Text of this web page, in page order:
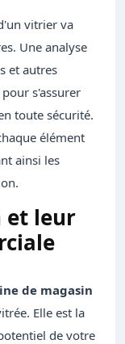
vitrier va
Une analyse
et autres
s'assurer
toute sécurité.
élément
ainsi les
et leur
de magasin
Elle est la
de votre